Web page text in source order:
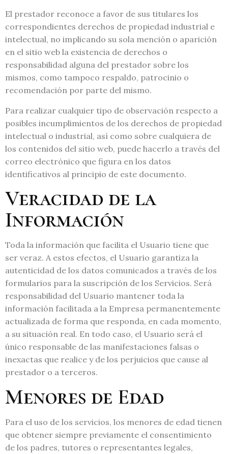
El prestador reconoce a favor de sus titulares los
correspondientes derechos de propiedad industrial e
intelectual, no implicando su sola mención o aparición
en el sitio web la existencia de derechos o
responsabilidad alguna del prestador sobre los
mismos, como tampoco respaldo, patrocinio o
recomendación por parte del mismo.
Para realizar cualquier tipo de observación respecto a
posibles incumplimientos de los derechos de propiedad
intelectual o industrial, así como sobre cualquiera de
los contenidos del sitio web, puede hacerlo a través del
correo electrónico que figura en los datos
identificativos al principio de este documento.
Veracidad de la
Información
Toda la información que facilita el Usuario tiene que
ser veraz. A estos efectos, el Usuario garantiza la
autenticidad de los datos comunicados a través de los
formularios para la suscripción de los Servicios. Será
responsabilidad del Usuario mantener toda la
información facilitada a la Empresa permanentemente
actualizada de forma que responda, en cada momento,
a su situación real. En todo caso, el Usuario será el
único responsable de las manifestaciones falsas o
inexactas que realice y de los perjuicios que cause al
prestador o a terceros.
Menores de Edad
Para el uso de los servicios, los menores de edad tienen
que obtener siempre previamente el consentimiento
de los padres, tutores o representantes legales,